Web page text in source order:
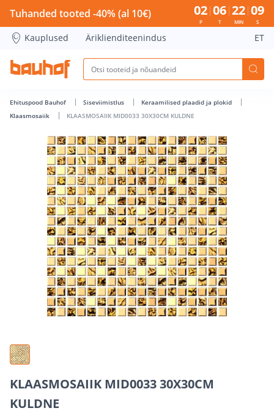
KLAASMOSAIIK MID0033 30X30CM KULDNE - Bauhof has
Tuhanded tooted -40% (al 10€) 02
P
06
T
22
MIN
08
S
Kauplused Äriklienditeenindus ET
Ehituspood Bauhof Siseviimistlus
Keraamilised plaadid ja plokid
Klaasmosaiik
KLAASMOSAIIK MID0033 30X30CM KULDNE
KLAASMOSAIIK MID0033 30X30CM
KULDNE